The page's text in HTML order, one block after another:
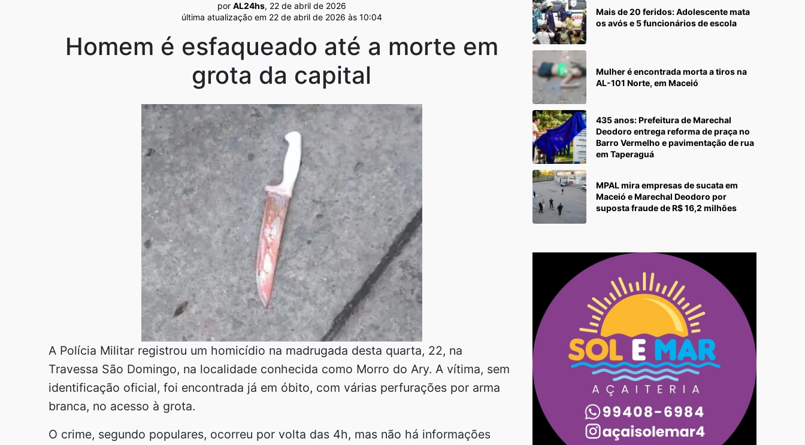
por AL24hs, 22 de abril de 2026
última atualização em 22 de abril de 2026 às 10:04
Homem é esfaqueado até a morte em
grota da capital
A Polícia Militar registrou um homicídio na madrugada desta quarta, 22, na
Travessa São Domingo, na localidade conhecida como Morro do Ary. A vítima, sem
identificação oficial, foi encontrada já em óbito, com várias perfurações por arma
branca, no acesso à grota.
O crime, segundo populares, ocorreu por volta das 4h, mas não há informações
Mais de 20 feridos: Adolescente mata
os avós e 5 funcionários de escola
Mulher é encontrada morta a tiros na
AL-101 Norte, em Maceió
435 anos: Prefeitura de Marechal
Deodoro entrega reforma de praça no
Barro Vermelho e pavimentação de rua
em Taperaguá
MPAL mira empresas de sucata em
Maceió e Marechal Deodoro por
suposta fraude de R$ 16,2 milhões